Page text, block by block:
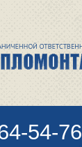
54-76